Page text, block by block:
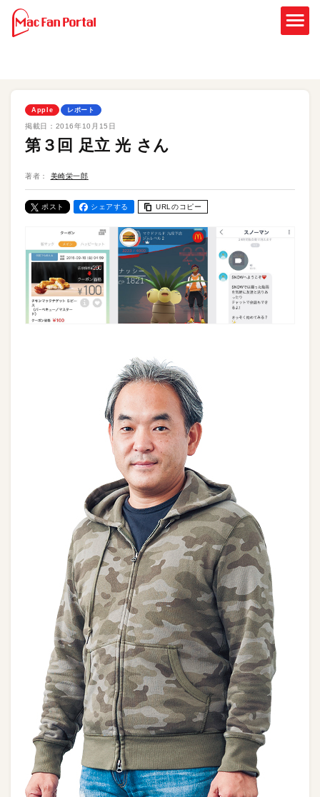
Apple レポート
掲載日： 2016年10月15日
第３回 足立 光 さん
著者： 美崎栄一郎
ポスト シェアする URLのコピー